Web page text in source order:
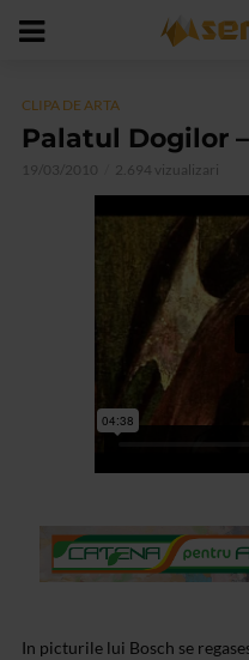
CLIPA DE ARTA
Palatul Dogilor
19/03/2010 2.694 vizualizari
In picturile lui Bosch se